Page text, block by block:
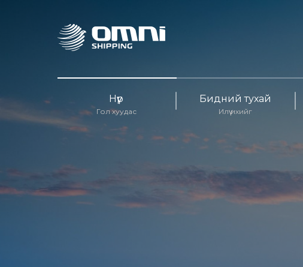
Нүүр
Гол хуудас
Бидний тухай
Илүү ихийг